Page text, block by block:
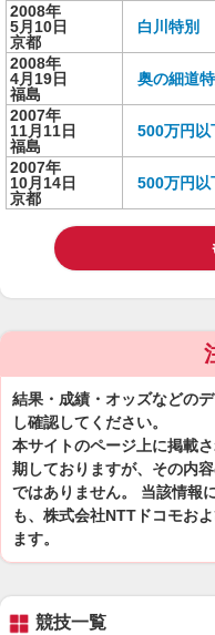
2008年
5月10日
京都
白川特別
2008年
4月19日
福島
奥の細道
2007年
11月11日
福島
500万円以
2007年
10月14日
京都
500万円以
結果・成績・オッズなどの
し確認してください。
本サイトのページ上に掲載
期しておりますが、その内
ではありません。 当該情報
も、株式会社NTTドコモお
ます。
競技一覧